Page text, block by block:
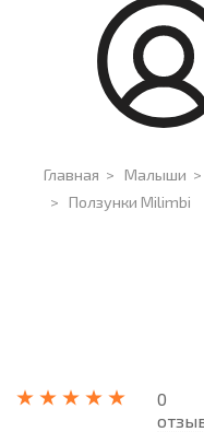
Главная > Малыши >
> Ползунки Milimbi
0